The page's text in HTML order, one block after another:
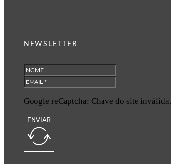
NEWSLETTER
Google reCaptcha: Chave do site inválida.
ENVIAR